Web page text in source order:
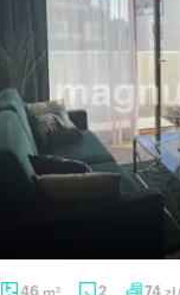
46 m2 2 74